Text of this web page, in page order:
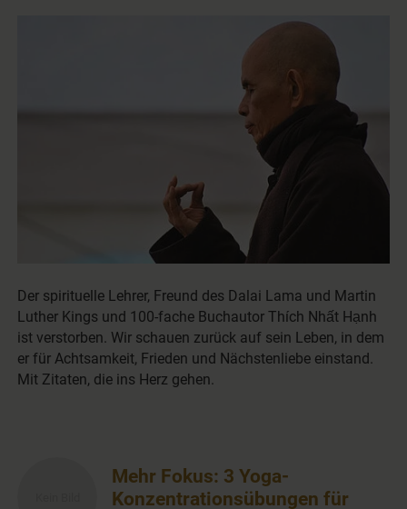
Der spirituelle Lehrer, Freund des Dalai Lama und Martin
Luther Kings und 100-fache Buchautor Thích Nhất Hạnh
ist verstorben. Wir schauen zurück auf sein Leben, in dem
er für Achtsamkeit, Frieden und Nächstenliebe einstand.
Mit Zitaten, die ins Herz gehen.
Mehr Fokus: 3 Yoga-
Konzentrationsübungen für